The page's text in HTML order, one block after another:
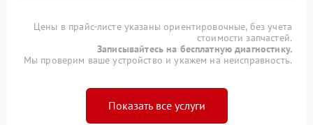
Цены в прайс-листе указаны ориентировочные, без учета
стоимости запчастей.
Записывайтесь на бесплатную диагностику.
Мы проверим ваше устройство и укажем на неисправность.
Показать все услуги